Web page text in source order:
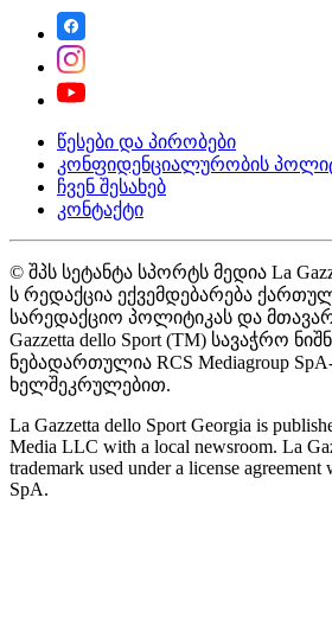
წესები და პირობები
კონფიდენციალურობის
ჩვენ შესახებ
კონტაქტი
© შპს სეტანტა სპორტს მედია La
ს რედაქცია ექვემდებარება
სარედაქციო პოლიტიკას და
Gazzetta dello Sport (TM) სავაჭრო
ნებადართულია RCS Mediagroup
ხელშეკრულებით.
La Gazzetta dello Sport Georgia is
Media LLC with a local newsroom. La
trademark used under a license
SpA.